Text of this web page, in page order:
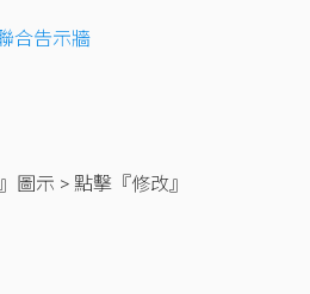
合告示牆
示 > 點擊『修改』